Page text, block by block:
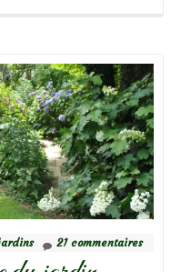
21 commentaires